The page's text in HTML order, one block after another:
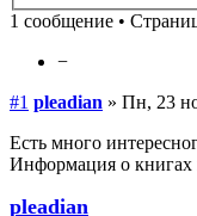
1 сообщение •
−
#1 pleadian » Пн, 23
Есть много
Информация о книгах
pleadian